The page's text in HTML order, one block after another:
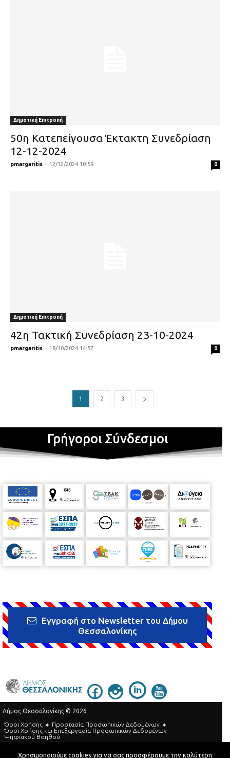
Δημοτική Επιτροπή
50η Κατεπείγουσα Έκτακτη Συνεδρίαση
12-12-2024
pmargaritis - 12/12/2024 10:59 0
Δημοτική Επιτροπή
42η Τακτική Συνεδρίαση 23-10-2024
pmargaritis - 18/10/2024 14:57 0
1 2 3
Γρήγοροι Σύνδεσμοι
Εγγραφή στο Newsletter του Δήμου
Θεσσαλονίκης
Δήμος Θεσσαλονίκης © 2026
Όροι Χρήσης
Προστασία Προσωπικών Δεδομένων
Όροι Xρήσης και Eπεξεργασία Προσωπικών Δεδομένων
Ψηφιακού Βοηθού
Τηλεφωνικός Κατάλογος
Χρησιμοποιούμε cookies για να σας προσφέρουμε την καλύτερη